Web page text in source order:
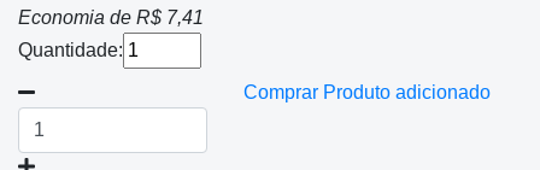
Economia de R$ 7,41
Quantidade:
Comprar Produto adicionado